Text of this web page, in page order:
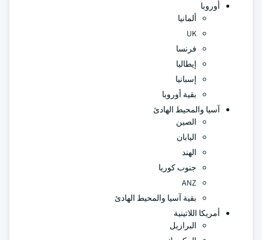
أوروبا
ألمانيا
UK
فرنسا
إيطاليا
إسبانيا
بقية أوروبا
آسيا والمحيط الهادئ
الصين
اليابان
الهند
جنوب كوريا
ANZ
بقية آسيا والمحيط الهادئ
أمريكا اللاتينية
البرازيل